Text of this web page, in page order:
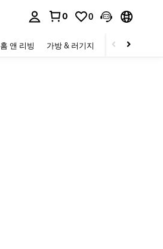
0 0
홈 앤 리빙 가방 & 러기지 스포츠 & 아웃